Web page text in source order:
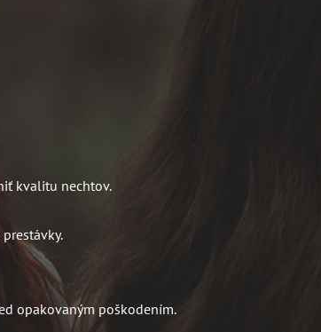
kvalitu nechtov.
opakovaným poškodením.